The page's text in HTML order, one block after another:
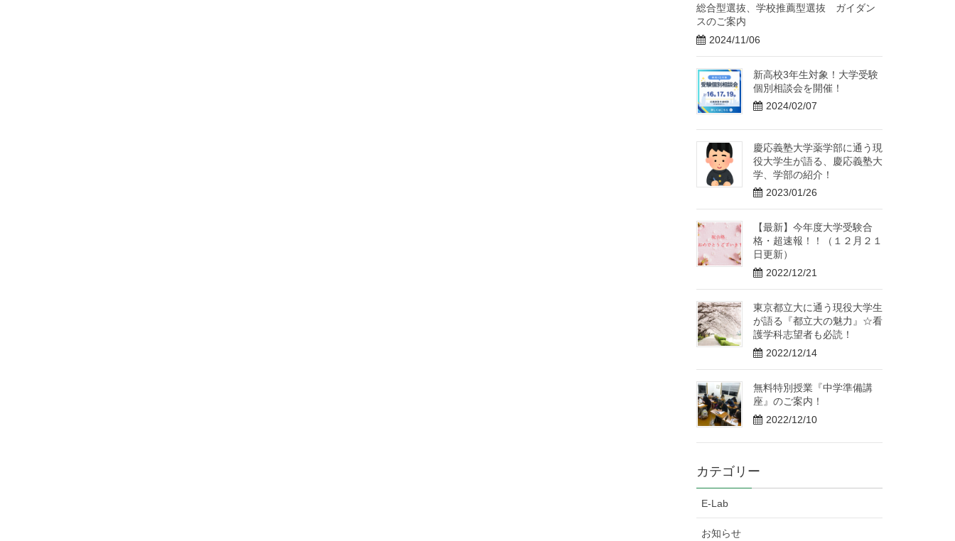
総合型選抜、学校推薦型選抜 ガイダン
スのご案内
2024/11/06
新高校3年生対象！大学受験
個別相談会を開催！
2024/02/07
慶応義塾大学薬学部に通う現
役大学生が語る、慶応義塾大
学、学部の紹介！
2023/01/26
【最新】今年度大学受験合
格・超速報！！（１２月２１
日更新）
2022/12/21
東京都立大に通う現役大学生
が語る『都立大の魅力』☆看
護学科志望者も必読！
2022/12/14
無料特別授業『中学準備講
座』のご案内！
2022/12/10
カテゴリー
E-Lab
お知らせ